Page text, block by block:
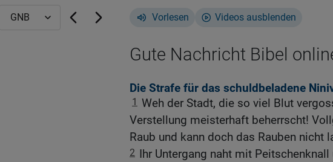
Vorlesen Videos ausblenden
Gute Nachricht Bibel
Die Strafe für das schuldbeladene
1 Weh der Stadt, die so viel Blut
Verstellung meisterhaft beherrscht!
Raub und kann doch das Rauben nicht
2 Ihr Untergang naht mit Peitschenknall